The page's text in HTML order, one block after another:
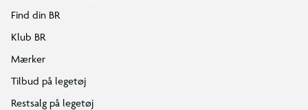
Find din BR
Klub BR
Mærker
Tilbud på legetøj
Restsalg på legetøj